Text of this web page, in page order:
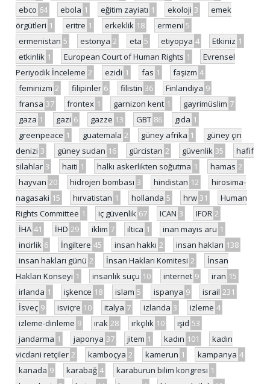
ebco 64 ebola 1 eğitim zayiatı 1 ekoloji 3
emek
örgütleri 1 eritre 1 erkeklik 18 ermeni 5
ermenistan 5 estonya 2 eta 5 etiyopya 4 Etkiniz 1
etkinlik 1 European Court of Human Rights 1
Evrensel
Periyodik İnceleme 2 ezidi 1 fas 1 faşizm 4
feminizm 2 filipinler 6 filistin 36 Finlandiya 9
fransa 37 frontex 1 garnizon kent 1 gayrimüslim 7
gaza 1 gazi 6 gazze 13 GBT 86 gıda 1
greenpeace 1 guatemala 2 güney afrika 1
güney çin
denizi 3 güney sudan 16 gürcistan 2 güvenlik 35
hafif
silahlar 3 haiti 1 halkı askerlikten soğutma 1 hamas 2
hayvan 20 hidrojen bombası 3 hindistan 12
hirosima-
nagasaki 15 hırvatistan 1 hollanda 5 hrw 31
Human
Rights Committee 1 iç güvenlik 67 ICAN 3 IFOR 2
İHA 41 İHD 29 iklim 7 iltica 1 inan mayıs aru 1
incirlik 6 İngiltere 45 insan hakkı 2 insan hakları 138
insan hakları günü 2 İnsan Hakları Komitesi 2
İnsan
Hakları Konseyi 1 insanlık suçu 10 internet 9 iran 15
irlanda 1 işkence 18 islam 5 ispanya 9 israil 231
İsveç 9 isviçre 10 italya 7 izlanda 3 izleme 4
izleme-dinleme 9 ırak 28 ırkçılık 10 ışid 53
jandarma 1 japonya 37 jitem 1 kadın 101
kadın
vicdani retçiler 2 kamboçya 2 kamerun 1 kampanya 4
kanada 9 karabağ 4 karaburun bilim kongresi 1